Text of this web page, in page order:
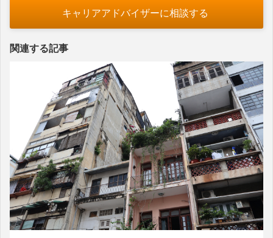
キャリアアドバイザーに相談する
関連する記事